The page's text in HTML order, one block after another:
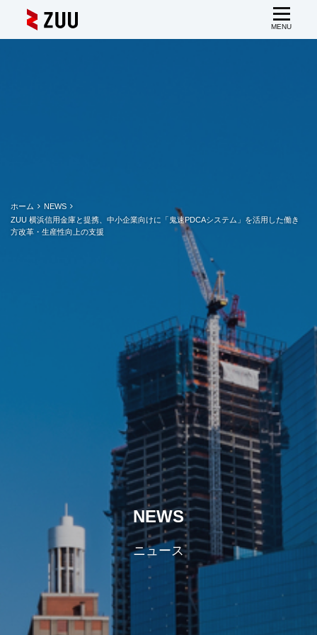
ホーム
NEWS
ZUU 横浜信用金庫と提携、中小企業向けに「鬼速PDCAシステム」を活用した働き
方改革・生産性向上の支援
NEWS
ニュース